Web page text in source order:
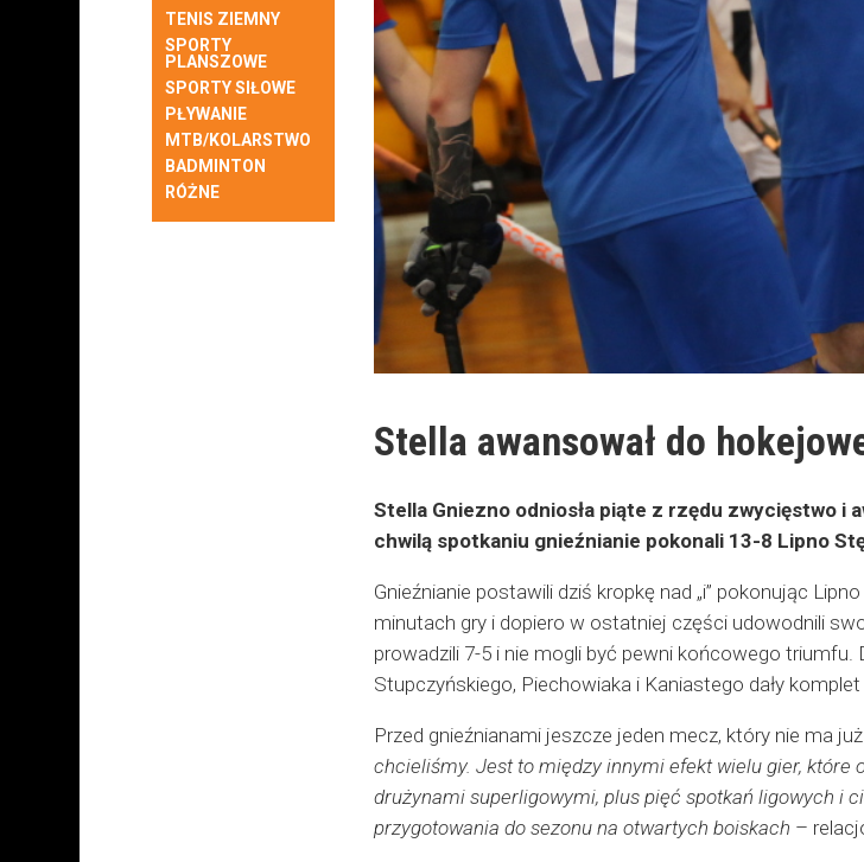
TENIS ZIEMNY
SPORTY
PLANSZOWE
SPORTY SIŁOWE
PŁYWANIE
MTB/KOLARSTWO
BADMINTON
RÓŻNE
Stella awansował do
Stella Gniezno odniosła piąte z rzędu zwycięstwo i
chwilą spotkaniu gnieźnianie pokonali 13-8 Lipno
Gnieźnianie postawili dziś kropkę nad „i” pokonując
minutach gry i dopiero w ostatniej części udowodnili
prowadzili 7-5 i nie mogli być pewni końcowego
Stupczyńskiego, Piechowiaka i Kaniastego dały
Przed gnieźnianami jeszcze jeden mecz, który nie ma
chcieliśmy. Jest to między innymi efekt wielu gier, które
drużynami superligowymi, plus pięć spotkań ligowych i
przygotowania do sezonu na otwartych boiskach –